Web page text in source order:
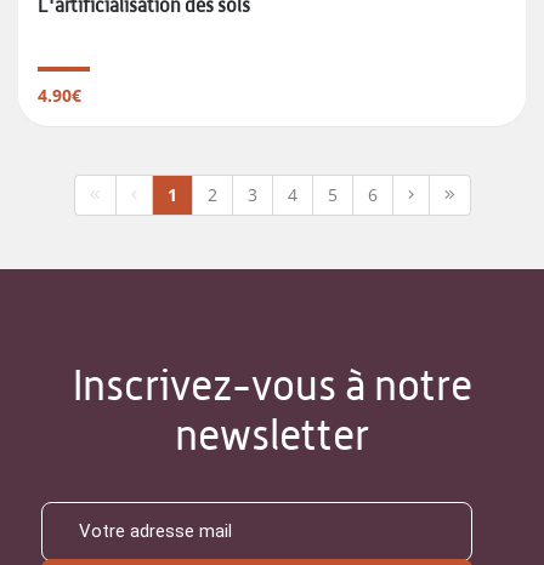
L'artificialisation des sols
4.90€
1 2 3 4 5 6
Inscrivez-vous à notre
newsletter